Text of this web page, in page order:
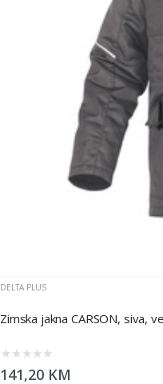
DELTA PLUS
Zimska jakna CARSON, siva,
★ ★ ★ ★ ★
141,20 KM